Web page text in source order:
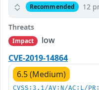
Recommended 12
Threats
Impact
low
CVE-2019-14864
6.5 (Medium)
CVSS:3.1/AV:N/AC:L/